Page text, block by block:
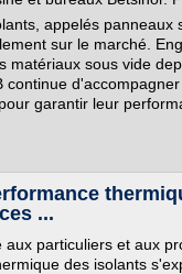
appelés panneaux
sur le marché.
matériaux sous vide
continue
garantir leur
...
aux particuliers et aux
des isolants